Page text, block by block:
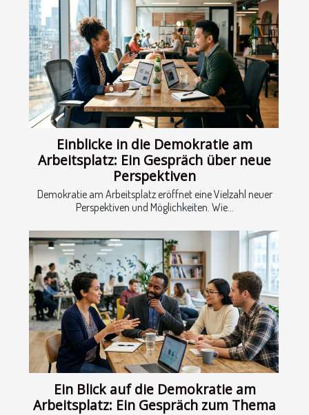
Einblicke in die Demokratie am
Arbeitsplatz: Ein Gespräch über neue
Perspektiven
Demokratie am Arbeitsplatz eröffnet eine Vielzahl neuer
Perspektiven und Möglichkeiten. Wie...
Ein Blick auf die Demokratie am
Arbeitsplatz: Ein Gespräch zum Thema